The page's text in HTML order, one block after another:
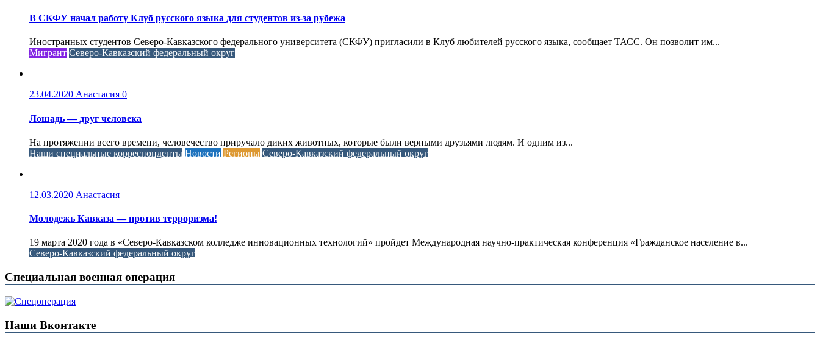
В СКФУ начал работу Клуб русского языка для студентов из-за рубежа
Иностранных студентов Северо-Кавказского федерального университета (СКФУ) пригласили в Клуб любителей русского языка, сообщает ТАСС. Он позволит им...
Мигрант Северо-Кавказский федеральный округ
23.04.2020 Анастасия 0
Лошадь — друг человека
На протяжении всего времени, человечество приручало диких животных, которые были верными друзьями людям. И одним из...
Наши специальные корреспонденты Новости Регионы Северо-Кавказский федеральный округ
12.03.2020 Анастасия
Молодежь Кавказа — против терроризма!
19 марта 2020 года в «Северо-Кавказском колледже инновационных технологий» пройдет Международная научно-практическая конференция «Гражданское население в...
Северо-Кавказский федеральный округ
Специальная военная операция
Наши Вконтакте